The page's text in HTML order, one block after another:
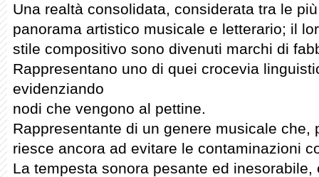
Una realtà consolidata, considerata tra le
panorama artistico musicale e letterario; il
stile compositivo sono divenuti marchi di
Rappresentano uno di quei crocevia
evidenziando
nodi che vengono al pettine.
Rappresentante di un genere musicale che,
riesce ancora ad evitare le contaminazioni
La tempesta sonora pesante ed